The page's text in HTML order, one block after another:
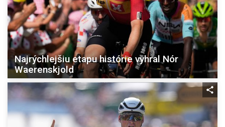
Najrýchlejšiu etapu histórie vyhral Nór
Waerenskjold